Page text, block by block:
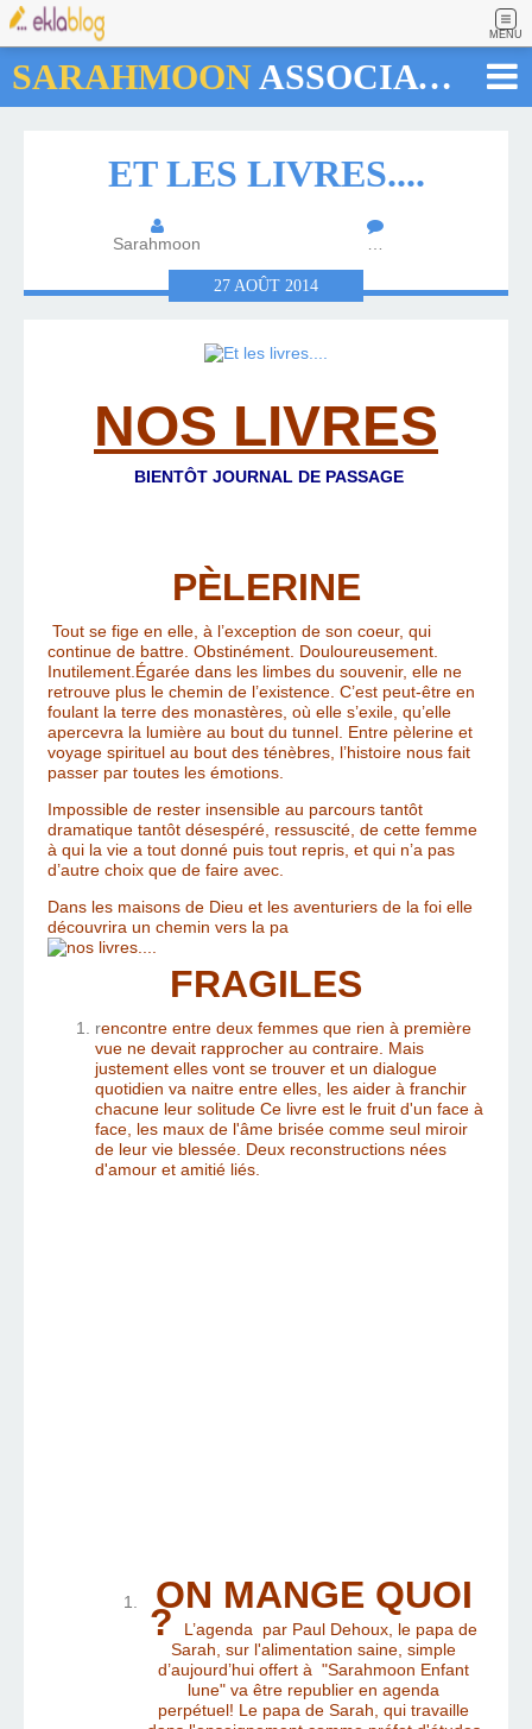
MENU
SARAHMOON ASSOCIATION
ET LES LIVRES....
Sarahmoon …
27 AOÛT 2014
NOS LIVRES
BIENTÔT JOURNAL DE PASSAGE
PÈLERINE
Tout se fige en elle, à l’exception de son coeur, qui
continue de battre. Obstinément. Douloureusement.
Inutilement.Égarée dans les limbes du souvenir, elle ne
retrouve plus le chemin de l’existence. C’est peut-être en
foulant la terre des monastères, où elle s’exile, qu’elle
apercevra la lumière au bout du tunnel. Entre pèlerine et
voyage spirituel au bout des ténèbres, l’histoire nous fait
passer par toutes les émotions.
Impossible de rester insensible au parcours tantôt
dramatique tantôt désespéré, ressuscité, de cette femme
à qui la vie a tout donné puis tout repris, et qui n’a pas
d’autre choix que de faire avec.
Dans les maisons de Dieu et les aventuriers de la foi elle
découvrira un chemin vers la pa
FRAGILES
rencontre entre deux femmes que rien à première
vue ne devait rapprocher au contraire. Mais
justement elles vont se trouver et un dialogue
quotidien va naitre entre elles, les aider à franchir
chacune leur solitude Ce livre est le fruit d'un face à
face, les maux de l'âme brisée comme seul miroir
de leur vie blessée. Deux reconstructions nées
d'amour et amitié liés.
ON MANGE QUOI
? L’agenda par Paul Dehoux, le papa de
Sarah, sur l'alimentation saine, simple
d’aujourd’hui offert à "Sarahmoon Enfant
lune" va être republier en agenda
perpétuel! Le papa de Sarah, qui travaille